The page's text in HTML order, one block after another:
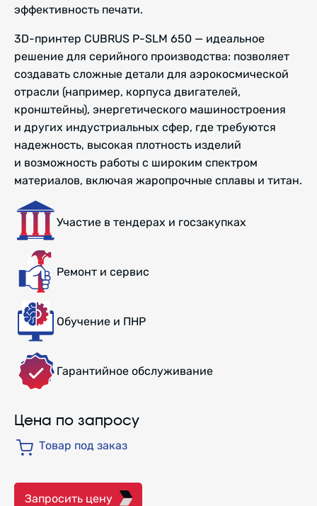
эффективность печати.
3D-принтер CUBRUS P-SLM 650 — идеальное
решение для серийного производства: позволяет
создавать сложные детали для аэрокосмической
отрасли (например, корпуса двигателей,
кронштейны), энергетического машиностроения
и других индустриальных сфер, где требуются
надежность, высокая плотность изделий
и возможность работы с широким спектром
материалов, включая жаропрочные сплавы и титан.
Участие в тендерах и госзакупках
Ремонт и сервис
Обучение и ПНР
Гарантийное обслуживание
Цена по запросу
Товар под заказ
Запросить цену